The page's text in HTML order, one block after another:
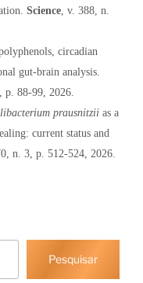
Science , v. 388, n.
circadian
gut-brain analysis.
p. 88-99, 2026.
prausnitzii as a
current status and
n. 3, p. 512-524, 2026.
Pesquisar